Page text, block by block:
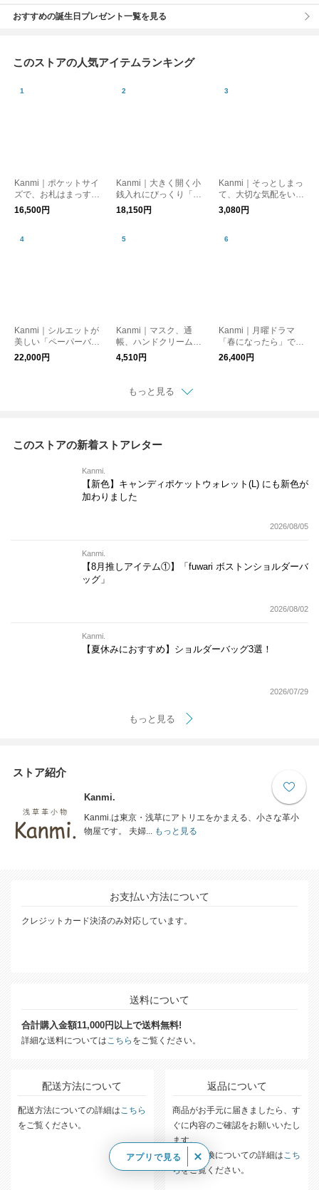
おすすめの誕生日プレゼント一覧を見る
このストアの人気アイテムランキング
Kanmi｜ポケットサイ
ズで、お札はまっすぐ
「キャンディ ラウン
ドショートウォレッ
布
16,500円
Kanmi｜大きく開く小
銭入れにびっくり「キ
ャンディ BOX ショ
ートウォレット」【W
18,150円
Kanmi｜そっとしまっ
て、大切な気配をいつ
もそばに「ねこモフ
バッグチャーム」【S
3,080円
Kanmi｜シルエットが
美しい「ペーパーバッ
グショルダー」【B24
-98】
22,000円
Kanmi｜マスク、通
帳、ハンドクリーム
「キャンディ フラッ
トポーチ（L）」【PO
4,510円
Kanmi｜月曜ドラマ
「春になったら」で登
場★便利な２WAY「its
u mono 2WAYバッ
26,400円
もっと見る
このストアの新着ストアレター
Kanmi.
【新色】キャンディポケットウォレット(L) にも新色が
加わりました
2026/08/05
Kanmi.
【8月推しアイテム①】「fuwari ボストンショルダーバ
ッグ」
2026/08/02
Kanmi.
【夏休みにおすすめ】ショルダーバッグ3選！
2026/07/29
もっと見る
ストア紹介
Kanmi.
Kanmi.は東京・浅草にアトリエをかまえる、小さな革小
物屋です。 夫婦...
もっと見る
お支払い方法について
クレジットカード決済のみ対応しています。
送料について
合計購入金額11,000円以上で送料無料!
詳細な送料については こちら をご覧ください。
配送方法について
配送方法についての詳細は こちら
をご覧ください。
返品について
商品がお手元に届きましたら、す
ぐに内容のご確認をお願いいたし
ます。
返品・交換についての詳細は こち
らをご覧ください。
アプリで見る